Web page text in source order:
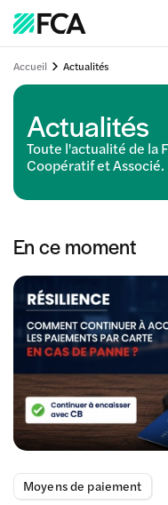
Accueil Actualités
Actualités
Toute l'actualité de la
Coopératif et Associé.
En ce moment
Moyens de paiement